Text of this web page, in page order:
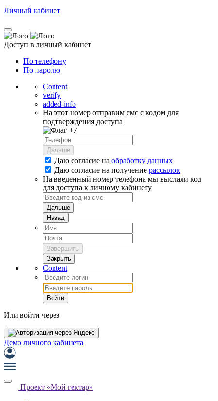
Личный кабинет
Доступ в личный кабинет
По телефону
По паролю
Content
verify
added-info
На этот номер отправим смс с кодом для
подтверждения доступа
+7
Дальше
Даю согласие на обработку данных
Даю согласие на получение рассылок
На введенный номер телефона мы выслали код
для доступа к личному кабинету
Дальше
Назад
Завершить
Закрыть
Content
Войти
Или войти через
Демо личного кабинета
Проект «Мой гектар»